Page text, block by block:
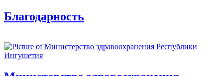
Благодарность